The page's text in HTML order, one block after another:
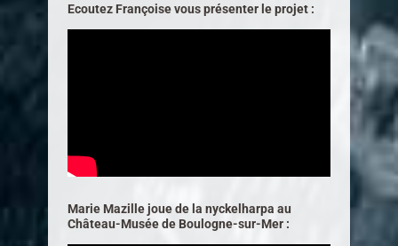
Ecoutez Françoise vous présenter le projet :
Marie Mazille joue de la nyckelharpa au
Château-Musée de Boulogne-sur-Mer :